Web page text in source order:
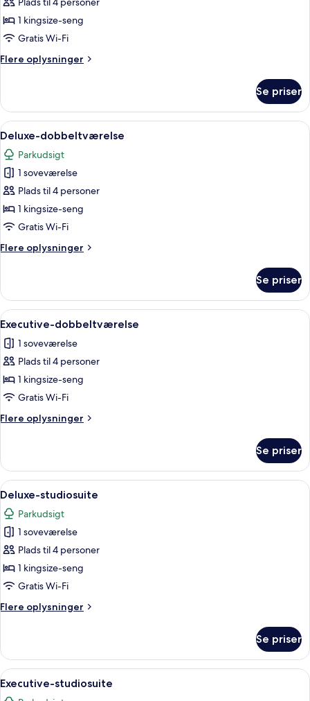
dobbeltværelse
1 kingsize-seng
Gratis Wi-Fi
Flere oplysninger
Flere
dobbeltværelse
Se priser
Indlæs
alle
billeder
af
Deluxe-
dobbeltværelse
Bruser, gratis toiletartikler, hårtørrer,
2
Deluxe-dobbeltværelse
Parkudsigt
1 soveværelse
Plads til 4 personer
1 kingsize-seng
Gratis Wi-Fi
Flere oplysninger
Flere
dobbeltværelse
Se priser
Indlæs
alle
billeder
af
Executive-
dobbeltværelse
Bruser, gratis toiletartikler, hårtørrer,
2
Executive-dobbeltværelse
1 soveværelse
Plads til 4 personer
1 kingsize-seng
Gratis Wi-Fi
Flere oplysninger
Flere
dobbeltværelse
Se priser
Indlæs
alle
billeder
af
Deluxe-
studiosuite
Premium-sengetøj, minibar,
2
Deluxe-studiosuite
Parkudsigt
1 soveværelse
Plads til 4 personer
1 kingsize-seng
Gratis Wi-Fi
Flere oplysninger
Flere
studiosuite
Se priser
Indlæs
alle
Premium-sengetøj, minibar,
1
Executive-studiosuite